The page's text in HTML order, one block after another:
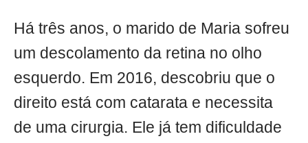
Há três anos, o marido de Maria sofreu
um descolamento da retina no olho
esquerdo. Em 2016, descobriu que o
direito está com catarata e necessita
de uma cirurgia. Ele já tem dificuldade